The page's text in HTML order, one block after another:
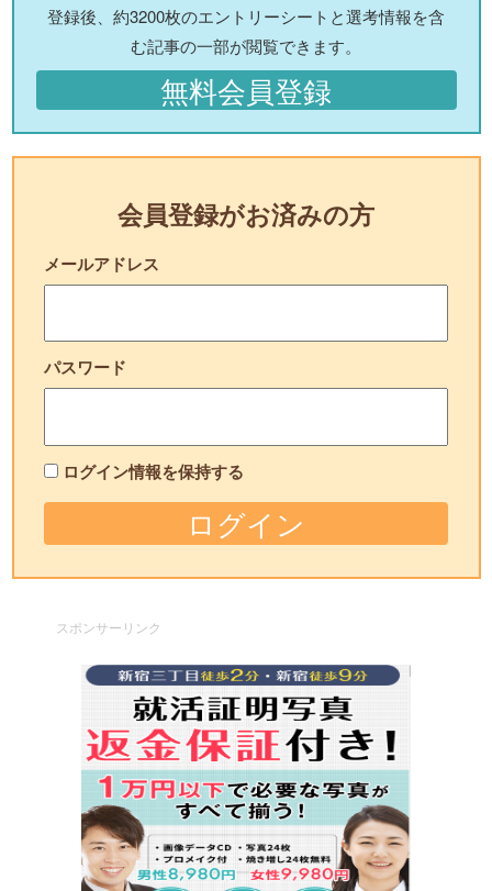
登録後、約3200枚のエントリーシートと選考情報を含
む記事の一部が閲覧できます。
無料会員登録
会員登録がお済みの方
メールアドレス
パスワード
ログイン情報を保持する
スポンサーリンク